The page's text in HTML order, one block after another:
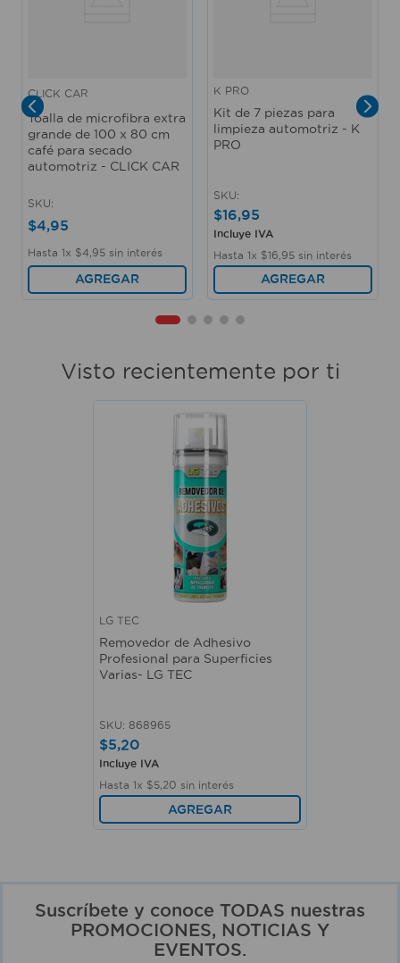
CLICK CAR
Toalla de microfibra extra
grande de 100 x 80 cm
café para secado
automotriz - CLICK CAR
SKU:
$4,95
Hasta 1x $4 95 sin interés
AGREGAR
K PRO
Kit de 7 piezas para
limpieza automotriz - K
PRO
SKU:
$16,95
Incluye IVA
Hasta 1x $16 95 sin interés
AGREGAR
Visto recientemente por ti
LG TEC
Removedor de Adhesivo
Profesional para Superficies
Varias- LG TEC
SKU: 868965
$5,20
Incluye IVA
Hasta 1x $5 20 sin interés
AGREGAR
Suscríbete y conoce TODAS nuestras
PROMOCIONES, NOTICIAS Y
EVENTOS.